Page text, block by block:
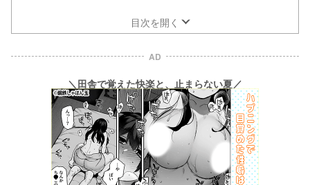
目次を開く
AD
＼田舎で覚えた快楽と、止まらない夏／